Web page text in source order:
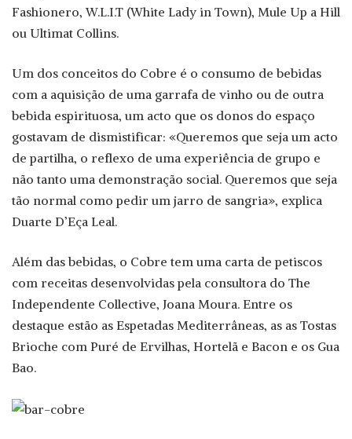
Fashionero, W.L.I.T (White Lady in Town), Mule Up a Hill
ou Ultimat Collins.
Um dos conceitos do Cobre é o consumo de bebidas
com a aquisição de uma garrafa de vinho ou de outra
bebida espirituosa, um acto que os donos do espaço
gostavam de dismistificar: «Queremos que seja um acto
de partilha, o reflexo de uma experiência de grupo e
não tanto uma demonstração social. Queremos que seja
tão normal como pedir um jarro de sangria», explica
Duarte D’Eça Leal.
Além das bebidas, o Cobre tem uma carta de petiscos
com receitas desenvolvidas pela consultora do The
Independente Collective, Joana Moura. Entre os
destaque estão as Espetadas Mediterrâneas, as as Tostas
Brioche com Puré de Ervilhas, Hortelã e Bacon e os Gua
Bao.